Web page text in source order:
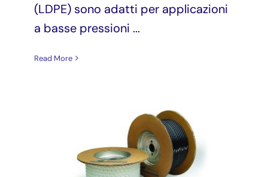
(LDPE) sono adatti per applicazioni
a basse pressioni ...
Read More